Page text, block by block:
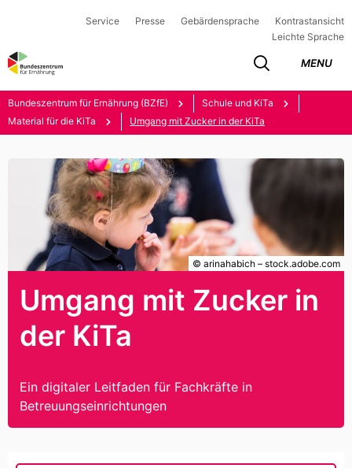
Service Presse Gebärdensprache
Kontrastansicht
Leichte Sprache
MENU
Bundeszentrum für Ernährung (BZfE)
Schule und KiTa
Material für die KiTa
Umgang mit Zucker in der KiTa
Umgang mit Zucker in
der KiTa
Ein digitaler Leitfaden für Fachkräfte in
Betreuungseinrichtungen
© arinahabich – stock.adobe.com